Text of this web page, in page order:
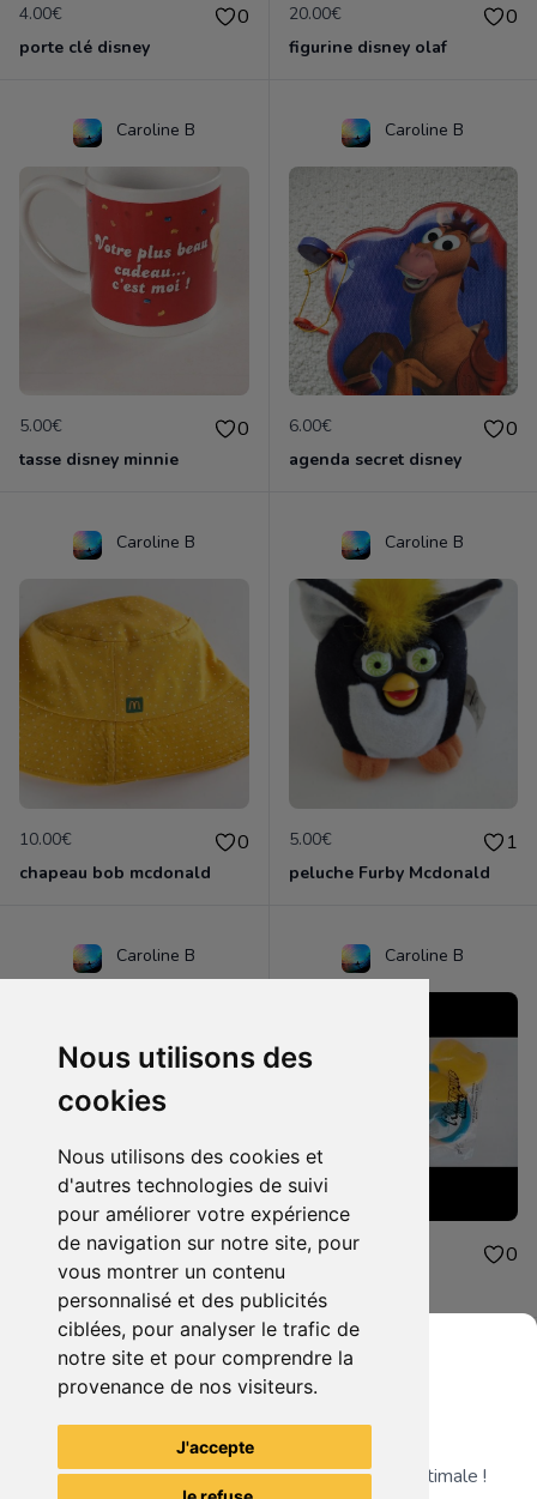
Nous utilisons des
cookies
Nous utilisons des cookies et
d'autres technologies de suivi
pour améliorer votre expérience
de navigation sur notre site, pour
vous montrer un contenu
personnalisé et des publicités
ciblées, pour analyser le trafic de
notre site et pour comprendre la
provenance de nos visiteurs.
J'accepte
4.00€ 0
porte clé disney
20.00€ 0
figurine disney olaf
Caroline B
5.00€ 0
tasse disney minnie
Caroline B
6.00€ 0
agenda secret disney
Caroline B
10.00€ 0
chapeau bob mcdonald
Caroline B
5.00€ 1
peluche Furby Mcdonald
Caroline B
4.00€ 0
peluche mcdonald
Caroline B
4.00€ 0
Voir tous les articles du vendeur
Grenier du Geek
Télécharge notre app pour une expérience optimale !